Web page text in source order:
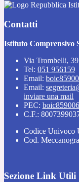
Contatti
Istituto Comprensivo
Via Trombelli,
Tel: 051 956159
Email:
Email:
inviare una mail
PEC:
C.F.:
Codice Univoco
Cod.
Sezione Link Utili